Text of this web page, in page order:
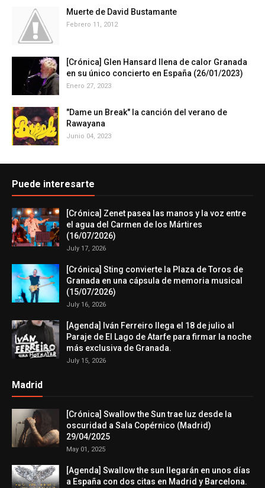
Muerte de David Bustamante
Febrero 11, 2012
[Crónica] Glen Hansard llena de calor Granada
en su único concierto en España (26/01/2023)
Enero 27, 2023
"Dame un Break" la canción del verano de
Rawayana
Junio 04, 2023
Puede interesarte
[Crónica] Zenet pasea las manos y la voz entre
el agua del Carmen de los Mártires
(16/07/2026)
July 17, 2026
[Crónica] Sting convierte la Plaza de Toros de
Granada en una cápsula de memoria musical
(15/07/2026)
July 16, 2026
[Agenda] Iván Ferreiro llega el 18 de julio al
Paraje de El Lago de Atarfe para firmar la noche
más exclusiva de Granada.
July 15, 2026
Madrid
[Crónica] Swallow the Sun trae luz desde la
oscuridad a Sala Copérnico (Madrid)
29/04/2025
May 01, 2025
[Agenda] Swallow the sun llegarán en unos días
a España con dos citas en Madrid y Barcelona.